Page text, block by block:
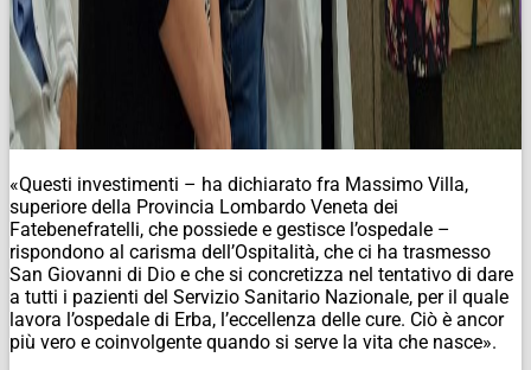
«Questi investimenti – ha dichiarato fra Massimo Villa,
superiore della Provincia Lombardo Veneta dei
Fatebenefratelli, che possiede e gestisce l’ospedale –
rispondono al carisma dell’Ospitalità, che ci ha trasmesso
San Giovanni di Dio e che si concretizza nel tentativo di dare
a tutti i pazienti del Servizio Sanitario Nazionale, per il quale
lavora l’ospedale di Erba, l’eccellenza delle cure. Ciò è ancor
più vero e coinvolgente quando si serve la vita che nasce».